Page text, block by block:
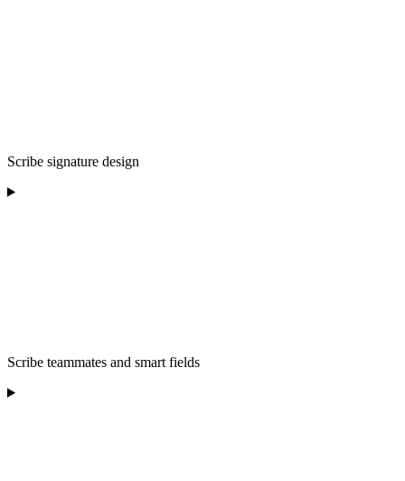
Scribe signature design
Scribe teammates and smart fields